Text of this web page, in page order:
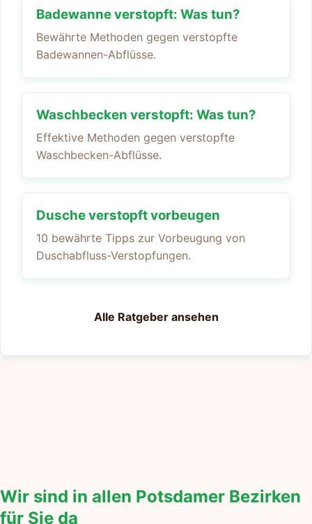
Badewanne verstopft: Was tun?
Bewährte Methoden gegen verstopfte
Badewannen-Abflüsse.
Waschbecken verstopft: Was tun?
Effektive Methoden gegen verstopfte
Waschbecken-Abflüsse.
Dusche verstopft vorbeugen
10 bewährte Tipps zur Vorbeugung von
Duschabfluss-Verstopfungen.
Alle Ratgeber ansehen
Wir sind in allen Potsdamer Bezirken
für Sie da